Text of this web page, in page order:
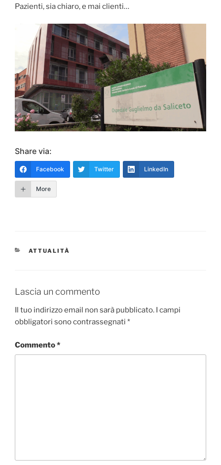
Pazienti, sia chiaro, e mai clienti…
Share via:
Facebook Twitter LinkedIn
More
CATEGORIE
ATTUALITÀ
Lascia un commento
Il tuo indirizzo email non sarà pubblicato. I campi
obbligatori sono contrassegnati *
Commento*